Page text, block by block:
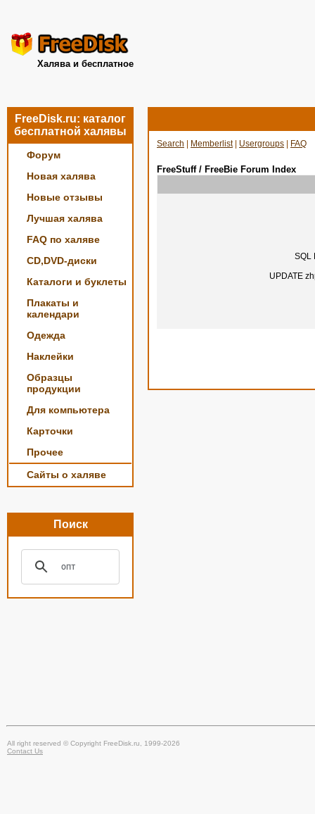
Халява и бесплатное
FreeDisk.ru: каталог
бесплатной халявы
Форум
Новая халява
Новые отзывы
Лучшая халява
FAQ по халяве
CD,DVD-диски
Каталоги и буклеты
Плакаты и
календари
Одежда
Наклейки
Образцы
продукции
Для компьютера
Карточки
Прочее
Сайты о халяве
Поиск
Search Memberlist| Usergroups FAQ
FreeStuff / FreeBie Forum Index
SQL
UPDATE
All right reserved © Copyright FreeDisk.ru, 1999-2026
Contact Us